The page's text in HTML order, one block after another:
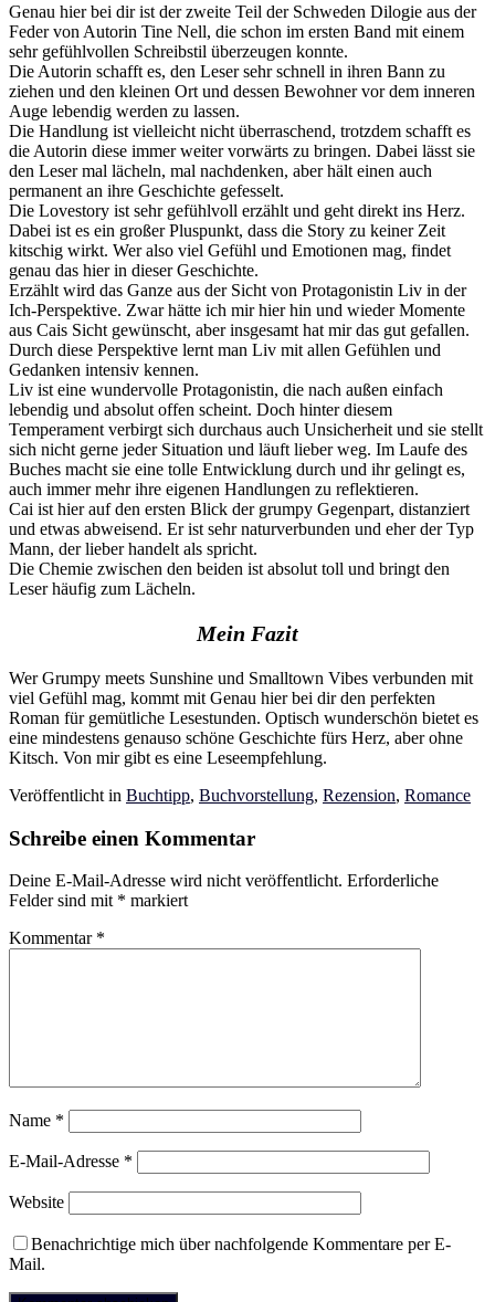
Genau hier bei dir ist der zweite Teil der Schweden Dilogie aus der
Feder von Autorin Tine Nell, die schon im ersten Band mit einem
sehr gefühlvollen Schreibstil überzeugen konnte.
Die Autorin schafft es, den Leser sehr schnell in ihren Bann zu
ziehen und den kleinen Ort und dessen Bewohner vor dem inneren
Auge lebendig werden zu lassen.
Die Handlung ist vielleicht nicht überraschend, trotzdem schafft es
die Autorin diese immer weiter vorwärts zu bringen. Dabei lässt sie
den Leser mal lächeln, mal nachdenken, aber hält einen auch
permanent an ihre Geschichte gefesselt.
Die Lovestory ist sehr gefühlvoll erzählt und geht direkt ins Herz.
Dabei ist es ein großer Pluspunkt, dass die Story zu keiner Zeit
kitschig wirkt. Wer also viel Gefühl und Emotionen mag, findet
genau das hier in dieser Geschichte.
Erzählt wird das Ganze aus der Sicht von Protagonistin Liv in der
Ich-Perspektive. Zwar hätte ich mir hier hin und wieder Momente
aus Cais Sicht gewünscht, aber insgesamt hat mir das gut gefallen.
Durch diese Perspektive lernt man Liv mit allen Gefühlen und
Gedanken intensiv kennen.
Liv ist eine wundervolle Protagonistin, die nach außen einfach
lebendig und absolut offen scheint. Doch hinter diesem
Temperament verbirgt sich durchaus auch Unsicherheit und sie stellt
sich nicht gerne jeder Situation und läuft lieber weg. Im Laufe des
Buches macht sie eine tolle Entwicklung durch und ihr gelingt es,
auch immer mehr ihre eigenen Handlungen zu reflektieren.
Cai ist hier auf den ersten Blick der grumpy Gegenpart, distanziert
und etwas abweisend. Er ist sehr naturverbunden und eher der Typ
Mann, der lieber handelt als spricht.
Die Chemie zwischen den beiden ist absolut toll und bringt den
Leser häufig zum Lächeln.
Mein Fazit
Wer Grumpy meets Sunshine und Smalltown Vibes verbunden mit
viel Gefühl mag, kommt mit Genau hier bei dir den perfekten
Roman für gemütliche Lesestunden. Optisch wunderschön bietet es
eine mindestens genauso schöne Geschichte fürs Herz, aber ohne
Kitsch. Von mir gibt es eine Leseempfehlung.
Veröffentlicht in Buchtipp, Buchvorstellung, Rezension, Romance
Schreibe einen Kommentar
Deine E-Mail-Adresse wird nicht veröffentlicht. Erforderliche
Felder sind mit * markiert
Kommentar *
Name *
E-Mail-Adresse *
Website
Benachrichtige mich über nachfolgende Kommentare per E-
Mail.